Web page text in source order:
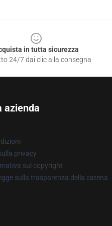
in tutta sicurezza
24/7 dai clic alla consegna
azienda
privacy
sul copyright
sulla trasparenza della catena